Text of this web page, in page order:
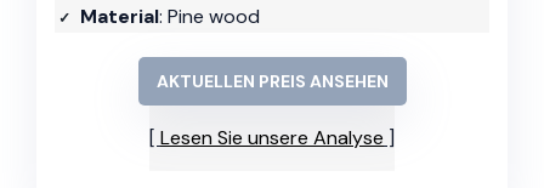
Material: Pine wood
AKTUELLEN PREIS ANSEHEN
Lesen Sie unsere Analyse